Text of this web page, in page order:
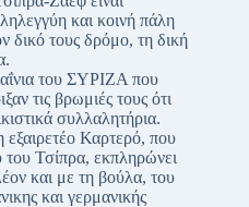
και κοινή πάλη
δικό τους δρόμο, τη δική
του ΣΥΡΙΖΑ που
τις βρωμιές τους ότι
συλλαλητήρια.
Καρτερό, που
του Τσίπρα, εκπληρώνει
και με τη βούλα, του
και γερμανικής